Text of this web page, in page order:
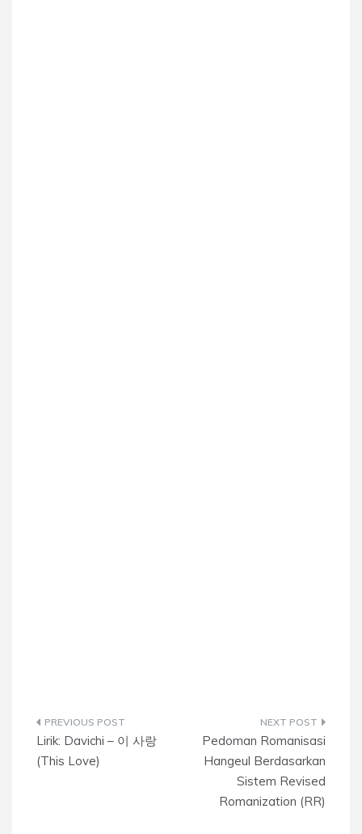
Navigasi
pos
Lirik: Davichi – 이 사랑
(This Love)
Pedoman Romanisasi
Hangeul Berdasarkan
Sistem Revised
Romanization (RR)